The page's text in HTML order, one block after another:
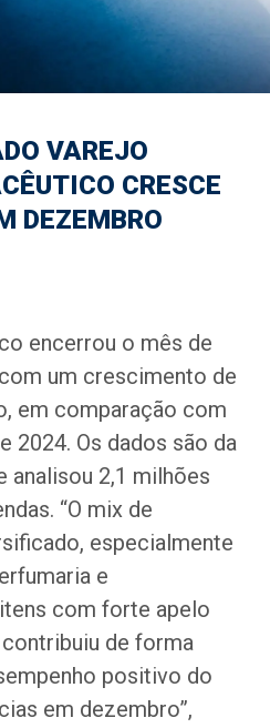
VAREJO
CRESCE
DEZEMBRO
encerrou o mês de
um crescimento de
em comparação com
2024. Os dados são da
analisou 2,1 milhões
“O mix de
especialmente
e
com forte apelo
de forma
positivo do
em dezembro”,